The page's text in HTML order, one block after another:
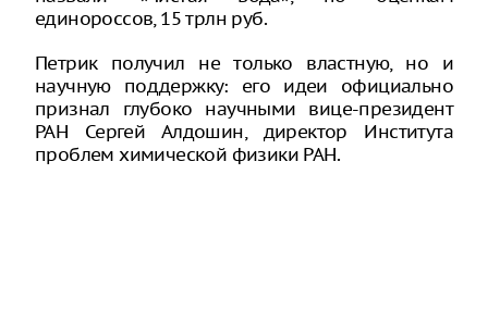
единороссов, 15 трлн руб.
Петрик получил не только властную, но и
научную поддержку: его идеи официально
признал глубоко научными вице-президент
РАН Сергей Алдошин, директор Института
проблем химической физики РАН.